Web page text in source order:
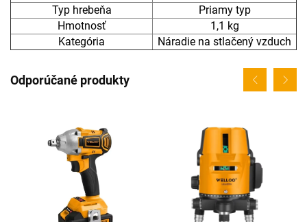
Typ hrebeňa
Priamy typ
Hmotnosť
1,1 kg
Kategória
Náradie na stlačený vzduch
Odporúčané produkty